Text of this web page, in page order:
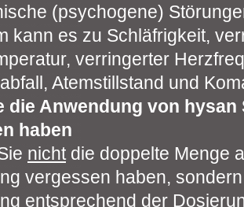
(psychogene)
kann es zu Schläfrigkeit,
verringerter
Atemstillstand und
die Anwendung von
haben
nichtdie doppelte Menge
vergessen haben,
entsprechend der